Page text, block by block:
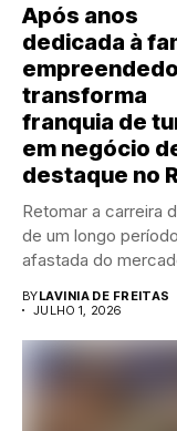
Após anos
dedicada à
transforma
franquia de
em negócio
destaque no
Retomar a carreira
de um longo período
afastada do
BYLAVINIA DE FREITAS
JULHO 1, 2026